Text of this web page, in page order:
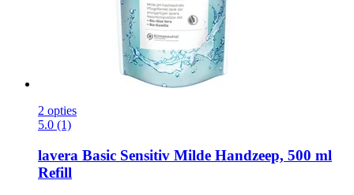
2 opties
5.0 (1)
lavera Basic Sensitiv Milde Handzeep, 500 ml
Refill